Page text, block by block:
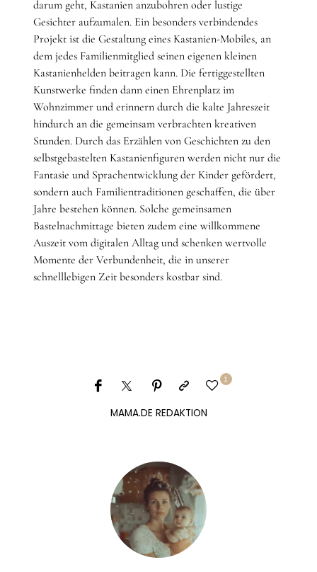
darum geht, Kastanien anzubohren oder lustige
Gesichter aufzumalen. Ein besonders verbindendes
Projekt ist die Gestaltung eines Kastanien-Mobiles, an
dem jedes Familienmitglied seinen eigenen kleinen
Kastanienhelden beitragen kann. Die fertiggestellten
Kunstwerke finden dann einen Ehrenplatz im
Wohnzimmer und erinnern durch die kalte Jahreszeit
hindurch an die gemeinsam verbrachten kreativen
Stunden. Durch das Erzählen von Geschichten zu den
selbstgebastelten Kastanienfiguren werden nicht nur die
Fantasie und Sprachentwicklung der Kinder gefördert,
sondern auch Familientraditionen geschaffen, die über
Jahre bestehen können. Solche gemeinsamen
Bastelnachmittage bieten zudem eine willkommene
Auszeit vom digitalen Alltag und schenken wertvolle
Momente der Verbundenheit, die in unserer
schnelllebigen Zeit besonders kostbar sind.
MAMA.DE REDAKTION
1